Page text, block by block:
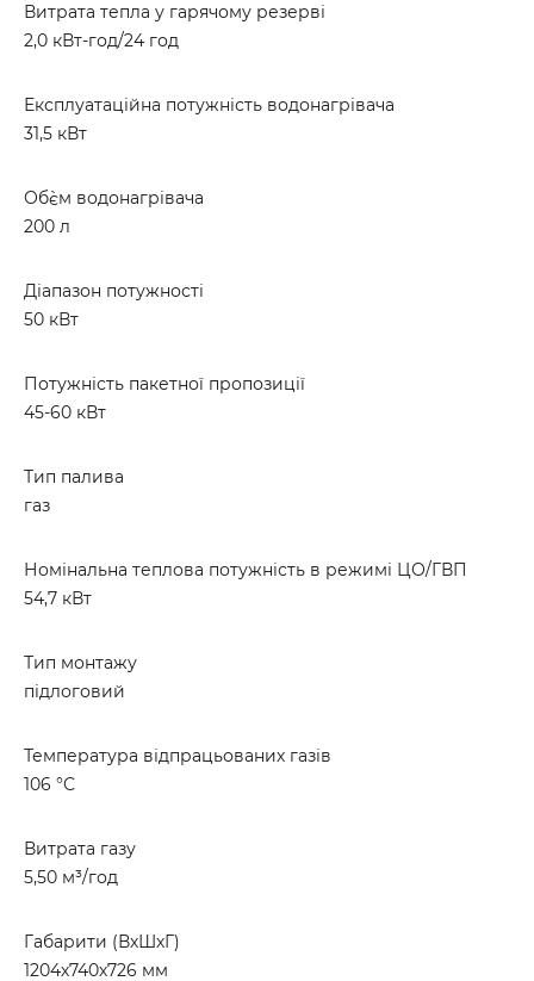
Витрата тепла у гарячому резерві
2,0 кВт-год/24 год
Експлуатаційна потужність водонагрівача
31,5 кВт
Об`єм водонагрівача
200 л
Діапазон потужності
50 кВт
Потужність пакетної пропозиції
45-60 кВт
Тип палива
газ
Номінальна теплова потужність в режимі ЦО/ГВП
54,7 кВт
Тип монтажу
підлоговий
Температура відпрацьованих газів
106 °С
Витрата газу
5,50 м³/год
Габарити (ВхШхГ)
1204х740х726 мм